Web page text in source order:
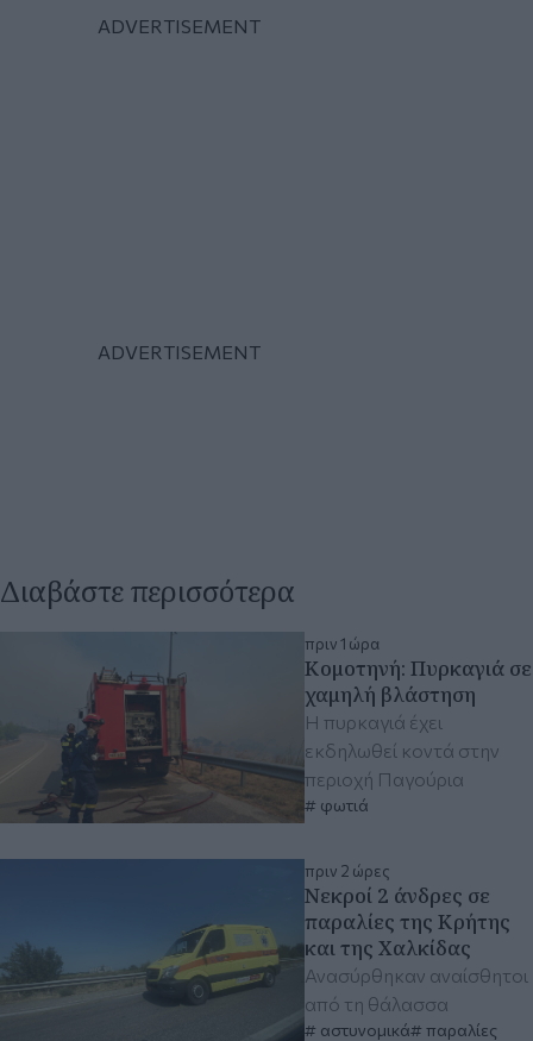
Διαβάστε περισσότερα
πριν 1 ώρα
Κομοτηνή: Πυρκαγιά σε
χαμηλή βλάστηση
Η πυρκαγιά έχει
εκδηλωθεί κοντά στην
περιοχή Παγούρια
φωτιά
πριν 2 ώρες
Νεκροί 2 άνδρες σε
παραλίες της Κρήτης
και της Χαλκίδας
Ανασύρθηκαν αναίσθητοι
από τη θάλασσα
αστυνομικά παραλίες